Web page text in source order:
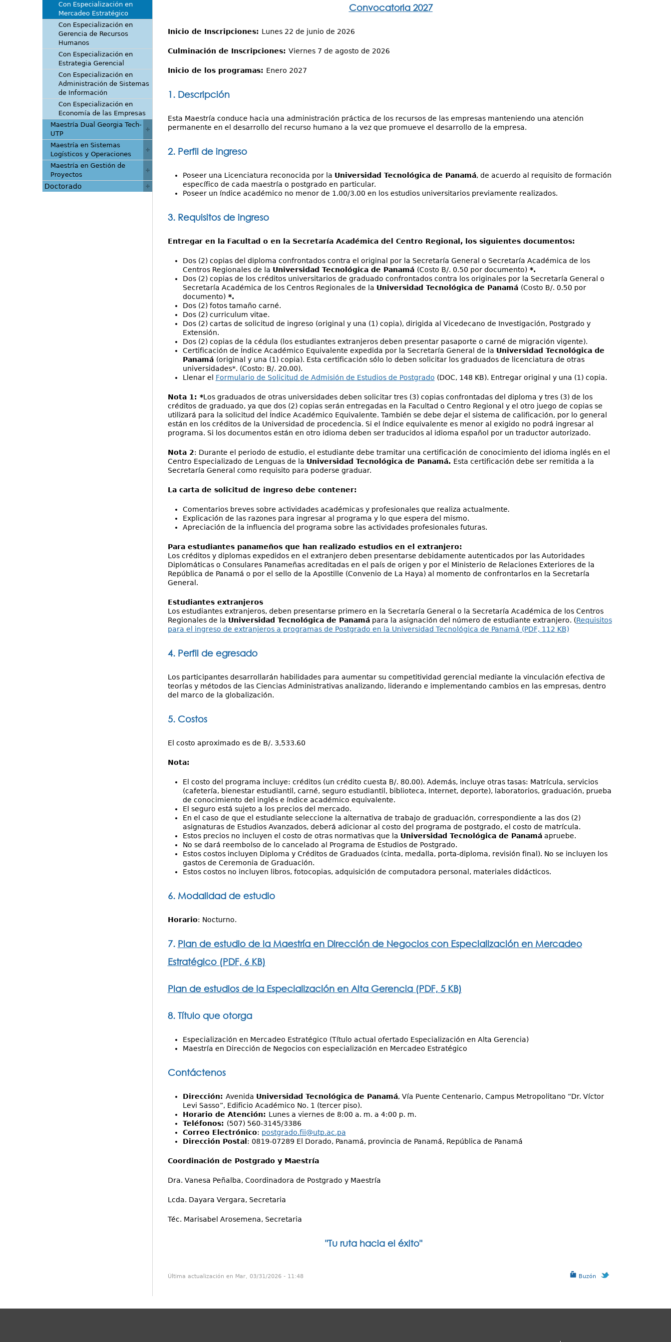
Convocatoria 2027
Inicio de Inscripciones: Lunes 22 de junio de 2026
Culminación de Inscripciones: Viernes 7 de agosto de 2026
Inicio de los programas: Enero 2027
1. Descripción
Esta Maestría conduce hacia una administración práctica de los recursos de las empresas manteniendo una atención
permanente en el desarrollo del recurso humano a la vez que promueve el desarrollo de la empresa.
2. Perfil de ingreso
Poseer una Licenciatura reconocida por la Universidad Tecnológica de Panamá, de acuerdo al requisito de formación
específico de cada maestría o postgrado en particular.
Poseer un índice académico no menor de 1.00/3.00 en los estudios universitarios previamente realizados.
3. Requisitos de ingreso
Entregar en la Facultad o en la Secretaría Académica del Centro Regional, los siguientes documentos:
Dos (2) copias del diploma confrontados contra el original por la Secretaría General o Secretaría Académica de los
Centros Regionales de la Universidad Tecnológica de Panamá (Costo B/. 0.50 por documento)*.
Dos (2) copias de los créditos universitarios de graduado confrontados contra los originales por la Secretaría General o
Secretaría Académica de los Centros Regionales de la Universidad Tecnológica de Panamá (Costo B/. 0.50 por
documento)*.
Dos (2) fotos tamaño carné.
Dos (2) curriculum vitae.
Dos (2) cartas de solicitud de ingreso (original y una (1) copia), dirigida al Vicedecano de Investigación, Postgrado y
Extensión.
Dos (2) copias de la cédula (los estudiantes extranjeros deben presentar pasaporte o carné de migración vigente).
Certificación de Índice Académico Equivalente expedida por la Secretaría General de la Universidad Tecnológica de
Panamá (original y una (1) copia). Esta certificación sólo lo deben solicitar los graduados de licenciatura de otras
universidades*. (Costo: B/. 20.00).
Llenar el Formulario de Solicitud de Admisión de Estudios de Postgrado (DOC, 148 KB). Entregar original y una (1) copia.
Nota 1: *Los graduados de otras universidades deben solicitar tres (3) copias confrontadas del diploma y tres (3) de los
créditos de graduado, ya que dos (2) copias serán entregadas en la Facultad o Centro Regional y el otro juego de copias se
utilizará para la solicitud del Índice Académico Equivalente. También se debe dejar el sistema de calificación, por lo general
están en los créditos de la Universidad de procedencia. Si el índice equivalente es menor al exigido no podrá ingresar al
programa. Si los documentos están en otro idioma deben ser traducidos al idioma español por un traductor autorizado.
Nota 2: Durante el periodo de estudio, el estudiante debe tramitar una certificación de conocimiento del idioma inglés en el
Centro Especializado de Lenguas de la Universidad Tecnológica de Panamá. Esta certificación debe ser remitida a la
Secretaría General como requisito para poderse graduar.
La carta de solicitud de ingreso debe contener:
Comentarios breves sobre actividades académicas y profesionales que realiza actualmente.
Explicación de las razones para ingresar al programa y lo que espera del mismo.
Apreciación de la influencia del programa sobre las actividades profesionales futuras.
Para estudiantes panameños que han realizado estudios en el extranjero:
Los créditos y diplomas expedidos en el extranjero deben presentarse debidamente autenticados por las Autoridades
Diplomáticas o Consulares Panameñas acreditadas en el país de origen y por el Ministerio de Relaciones Exteriores de la
República de Panamá o por el sello de la Apostille (Convenio de La Haya) al momento de confrontarlos en la Secretaría
General.
Estudiantes extranjeros
Los estudiantes extranjeros, deben presentarse primero en la Secretaría General o la Secretaría Académica de los Centros
Regionales de la Universidad Tecnológica de Panamápara la asignación del número de estudiante extranjero. (Requisitos
para el ingreso de extranjeros a programas de Postgrado en la Universidad Tecnológica de Panamá (PDF, 112 KB)
4. Perfil de egresado
Los participantes desarrollarán habilidades para aumentar su competitividad gerencial mediante la vinculación efectiva de
teorías y métodos de las Ciencias Administrativas analizando, liderando e implementando cambios en las empresas, dentro
del marco de la globalización.
5. Costos
El costo aproximado es de B/. 3,533.60
Nota:
El costo del programa incluye: créditos (un crédito cuesta B/. 80.00). Además, incluye otras tasas: Matrícula, servicios
(cafetería, bienestar estudiantil, carné, seguro estudiantil, biblioteca, Internet, deporte), laboratorios, graduación, prueba
de conocimiento del inglés e índice académico equivalente.
El seguro está sujeto a los precios del mercado.
En el caso de que el estudiante seleccione la alternativa de trabajo de graduación, correspondiente a las dos (2)
asignaturas de Estudios Avanzados, deberá adicionar al costo del programa de postgrado, el costo de matrícula.
Estos precios no incluyen el costo de otras normativas que la Universidad Tecnológica de Panamáapruebe.
No se dará reembolso de lo cancelado al Programa de Estudios de Postgrado.
Estos costos incluyen Diploma y Créditos de Graduados (cinta, medalla, porta-diploma, revisión final). No se incluyen los
gastos de Ceremonia de Graduación.
Estos costos no incluyen libros, fotocopias, adquisición de computadora personal, materiales didácticos.
6. Modalidad de estudio
Horario: Nocturno.
7. Plan de estudio de la Maestría en Dirección de Negocios con Especialización en Mercadeo
Estratégico (PDF, 6 KB)
Plan de estudios de la Especialización en Alta Gerencia (PDF, 5 KB)
8. Título que otorga
Especialización en Mercadeo Estratégico (Título actual ofertado Especialización en Alta Gerencia)
Maestría en Dirección de Negocios con especialización en Mercadeo Estratégico
Contáctenos
Dirección: Avenida Universidad Tecnológica de Panamá, Vía Puente Centenario, Campus Metropolitano “Dr. Víctor
Levi Sasso”, Edificio Académico No. 1 (tercer piso).
Horario de Atención: Lunes a viernes de 8:00 a. m. a 4:00 p. m.
Teléfonos: (507) 560-3145/3386
Correo Electrónico: postgrado.fii@utp.ac.pa
Dirección Postal : 0819-07289 El Dorado, Panamá, provincia de Panamá, República de Panamá
Coordinación de Postgrado y Maestría
Dra. Vanesa Peñalba, Coordinadora de Postgrado y Maestría
Lcda. Dayara Vergara, Secretaria
Téc. Marisabel Arosemena, Secretaria
"Tu ruta hacia el éxito"
Buzón
Última actualización en Mar, 03/31/2026 - 11:48
Con Especialización en
Mercadeo Estratégico
Con Especialización en
Gerencia de Recursos
Humanos
Con Especialización en
Estrategia Gerencial
Con Especialización en
Administración de Sistemas
de Información
Con Especialización en
Economía de las Empresas
Maestría Dual Georgia Tech-
UTP
Maestría en Sistemas
Logísticos y Operaciones
Maestría en Gestión de
Proyectos
Doctorado